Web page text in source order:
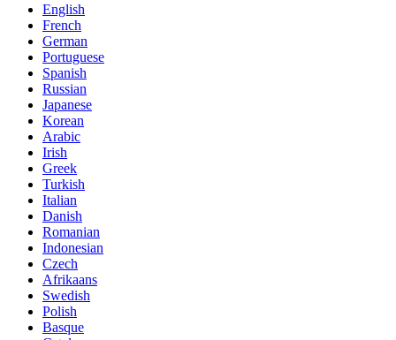
English
French
German
Portuguese
Spanish
Russian
Japanese
Korean
Arabic
Irish
Greek
Turkish
Italian
Danish
Romanian
Indonesian
Czech
Afrikaans
Swedish
Polish
Basque